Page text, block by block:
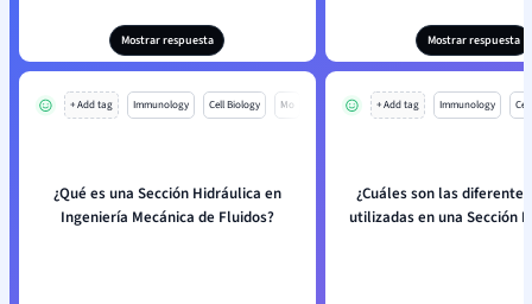
Mostrar respuesta Mostrar respuesta
+ Add tag Immunology Cell Biology Mo
¿Qué es una Sección Hidráulica en
Ingeniería Mecánica de Fluidos?
+ Add tag Immunology
¿Cuáles son las
utilizadas en una Sección